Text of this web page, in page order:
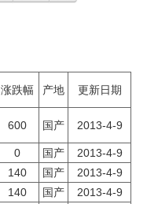
涨跌幅 产地 更新日期
600 国产 2013-4-9
0 国产
2013-4-9
140 国产
2013-4-9
140 国产
2013-4-9